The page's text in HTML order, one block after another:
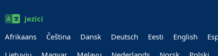
Jezici
Afrikaans
Čeština Dansk Deutsch Eesti English